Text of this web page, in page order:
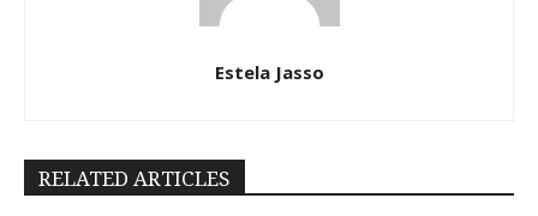
Estela Jasso
RELATED ARTICLES